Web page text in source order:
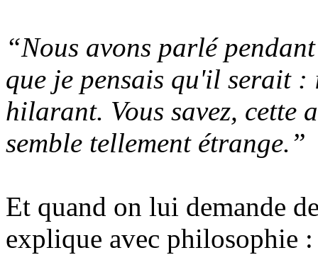
“Nous avons parlé
que je pensais qu'il serait
hilarant. Vous savez, cette
semble tellement étrange.”
Et quand on lui demande
explique avec philosophie :